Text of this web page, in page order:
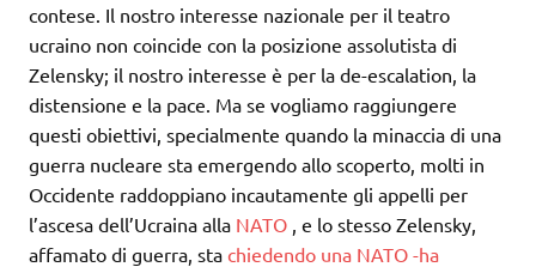
contese. Il nostro interesse nazionale per il teatro
ucraino non coincide con la posizione assolutista di
Zelensky; il nostro interesse è per la de-escalation, la
distensione e la pace. Ma se vogliamo raggiungere
questi obiettivi, specialmente quando la minaccia di una
guerra nucleare sta emergendo allo scoperto, molti in
Occidente raddoppiano incautamente gli appelli per
l’ascesa dell’Ucraina alla NATO , e lo stesso Zelensky,
affamato di guerra, sta chiedendo una NATO -ha